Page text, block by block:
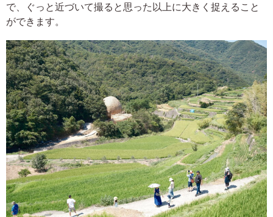
で、ぐっと近づいて撮ると思った以上に大きく捉えること
ができます。